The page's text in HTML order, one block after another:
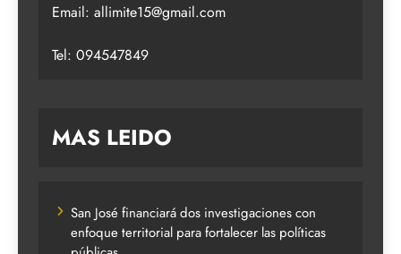
Email: allimite15@gmail.com
Tel: 094547849
MAS LEIDO
San José financiará dos investigaciones con
enfoque territorial para fortalecer las políticas